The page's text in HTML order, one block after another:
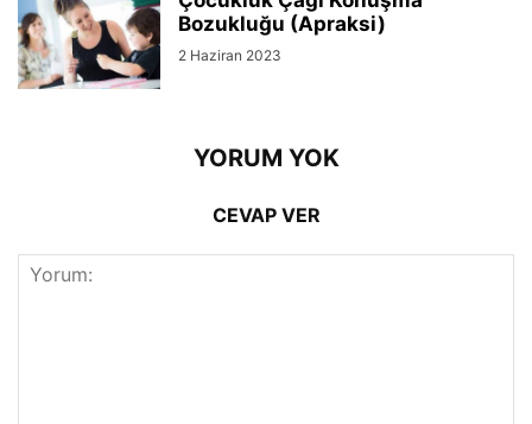
Bozukluğu (Apraksi)
2 Haziran 2023
YORUM YOK
CEVAP VER